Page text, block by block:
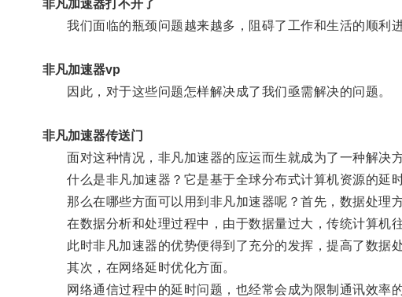
非凡加速器打不开了
我们面临的瓶颈问题越来越多，阻碍了工作和生活的顺利进
非凡加速器vp
因此，对于这些问题怎样解决成了我们亟需解决的问题。
非凡加速器传送门
面对这种情况，非凡加速器的应运而生就成为了一种解决方
什么是非凡加速器？它是基于全球分布式计算机资源的延时
那么在哪些方面可以用到非凡加速器呢？首先，数据处理方
在数据分析和处理过程中，由于数据量过大，传统计算机往
此时非凡加速器的优势便得到了充分的发挥，提高了数据处
其次，在网络延时优化方面。
网络通信过程中的延时问题，也经常会成为限制通讯效率的